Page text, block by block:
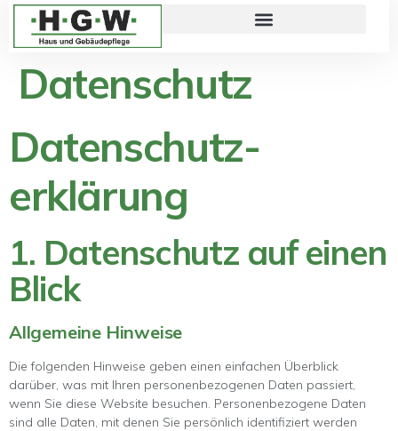
Datenschutz
Datenschutz­
erklärung
1. Datenschutz auf einen
Blick
Allgemeine Hinweise
Die folgenden Hinweise geben einen einfachen Überblick
darüber, was mit Ihren personenbezogenen Daten passiert,
wenn Sie diese Website besuchen. Personenbezogene Daten
sind alle Daten, mit denen Sie persönlich identifiziert werden